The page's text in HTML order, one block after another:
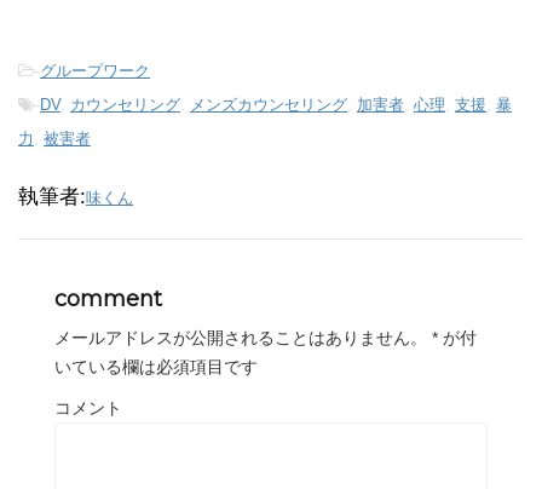
-グループワーク
-DV, カウンセリング, メンズカウンセリング, 加害者, 心理, 支援, 暴
力 , 被害者
執筆者:味くん
comment
メールアドレスが公開されることはありません。 * が付
いている欄は必須項目です
コメント